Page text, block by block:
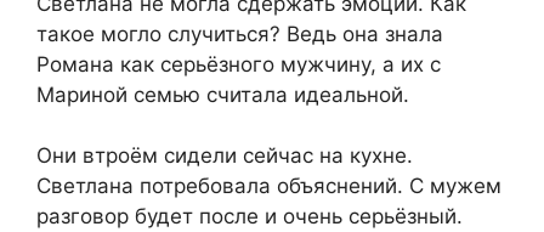
такое могло случиться? Ведь она знала
Романа как серьёзного мужчину, а их с
Мариной семью считала идеальной.
Они втроём сидели сейчас на кухне.
Светлана потребовала объяснений. С мужем
разговор будет после и очень серьёзный.